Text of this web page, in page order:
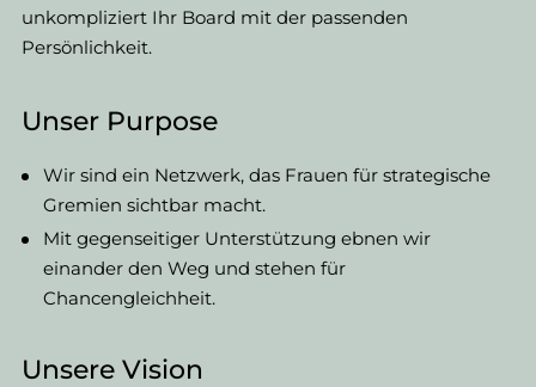
unkompliziert Ihr Board mit der passenden
Persönlichkeit.
​Unser Purpose
​Wir sind ein Netzwerk, das Frauen für strategische
Gremien sichtbar macht.
Mit gegenseitiger Unterstützung ebnen wir
einander den Weg und stehen für
Chancengleichheit.
Unsere Vision